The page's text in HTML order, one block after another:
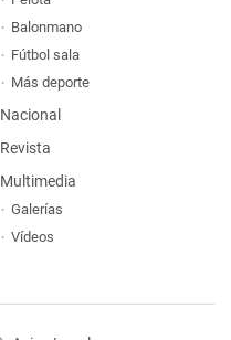
Balonmano
Fútbol sala
Más deporte
Nacional
Revista
Multimedia
Galerías
Vídeos